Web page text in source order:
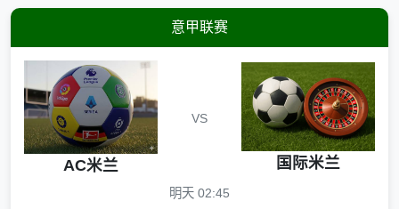
意甲联赛
AC米兰
VS
国际米兰
明天 02:45